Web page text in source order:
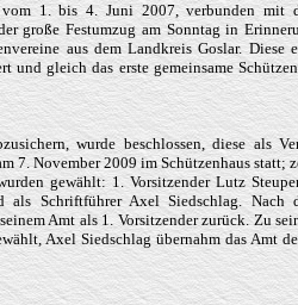
vom 1. bis 4. Juni 2007, verbunden mit
große Festumzug am Sonntag in
aus dem Landkreis Goslar. Diese
und gleich das erste gemeinsame
wurde beschlossen, diese als
7. November 2009 im Schützenhaus statt;
gewählt: 1. Vorsitzender Lutz
als Schriftführer Axel Siedschlag. Nach
Amt als 1. Vorsitzender zurück. Zu
Axel Siedschlag übernahm das Amt